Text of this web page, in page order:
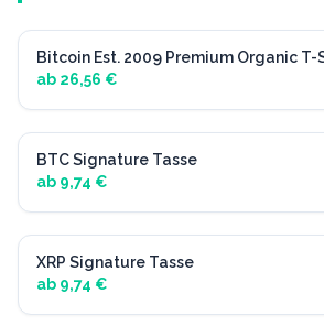
Bekleidung
Bitcoin Est. 2009 Premium Organic T-
ab 26,56 €
Bekleidung
BTC Signature Tasse
ab 9,74 €
Bekleidung
XRP Signature Tasse
ab 9,74 €